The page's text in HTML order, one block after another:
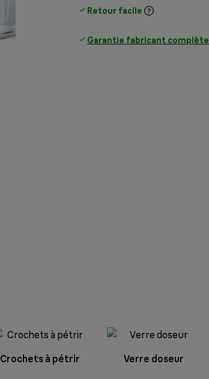
Retour facile
Garantie fabricant complète
Crochets à pétrir Verre doseur